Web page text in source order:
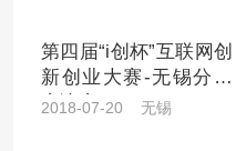
第四届“i创杯”互联网创
新创业大赛-无锡分站
赛决赛
2018-07-20 无锡